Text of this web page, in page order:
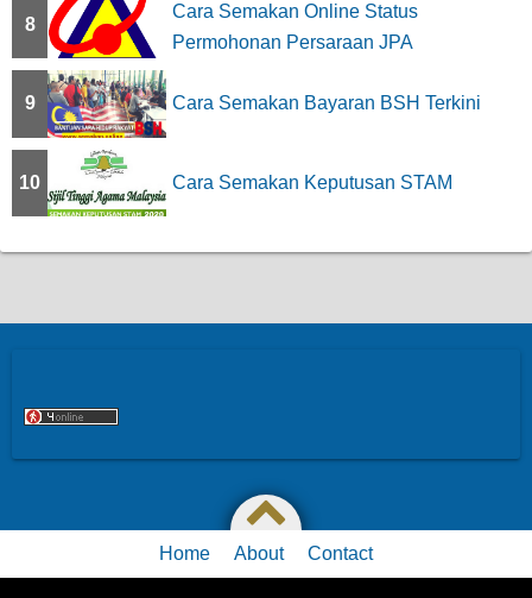
8
Cara Semakan Online Status
Permohonan Persaraan JPA
9 Cara Semakan Bayaran BSH Terkini
10 Cara Semakan Keputusan STAM
Home About Contact